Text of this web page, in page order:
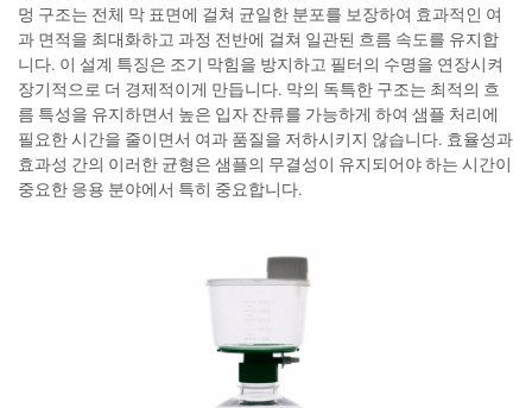
멍 구조는 전체 막 표면에 걸쳐 균일한 분포를 보장하여 효과적인 여
과 면적을 최대화하고 과정 전반에 걸쳐 일관된 흐름 속도를 유지합
니다. 이 설계 특징은 조기 막힘을 방지하고 필터의 수명을 연장시켜
장기적으로 더 경제적이게 만듭니다. 막의 독특한 구조는 최적의 흐
름 특성을 유지하면서 높은 입자 잔류를 가능하게 하여 샘플 처리에
필요한 시간을 줄이면서 여과 품질을 저하시키지 않습니다. 효율성과
효과성 간의 이러한 균형은 샘플의 무결성이 유지되어야 하는 시간이
중요한 응용 분야에서 특히 중요합니다.